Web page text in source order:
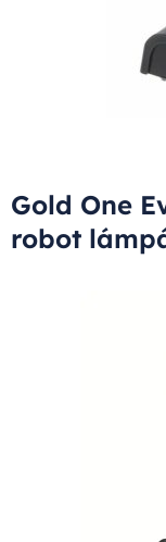
Gold One
robot